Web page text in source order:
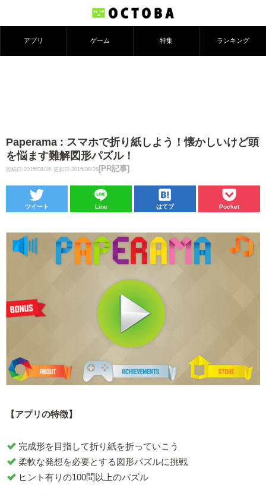
アプリ ゲーム 特集 ランキング
Paperama : スマホで折り紙しよう！懐かしいけど頭
を悩ます難解図形パズル！
投稿日:2015/08/26 更新日:2015/08/26 [PR記事]
ツイート Line はてブ Pocket
【アプリの特徴】
完成形を目指して折り紙を折っていこう
柔軟な発想を必要とする図形パズルに挑戦
ヒント有りの100問以上のパズル